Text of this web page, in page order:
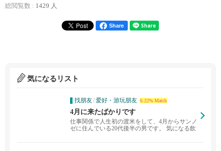
総閲覧数 : 1429 人
Share
気になるリスト
找朋友/爱好・游玩朋友 6.22% Match
4月に来たばかりです
仕事関係で人生初の渡米をして、4月からサンノ
ゼに住んでいる20代後半の男です。 気になる飲